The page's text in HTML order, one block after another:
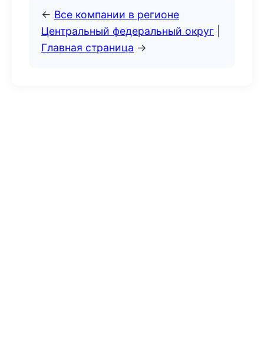
← Все компании в регионе
Центральный федеральный округ
Главная страница →